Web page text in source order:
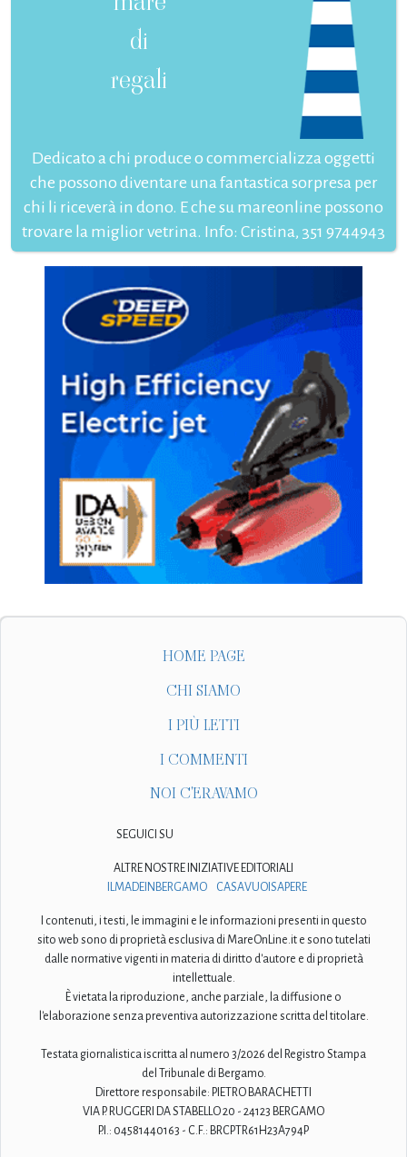
di
regali
Dedicato a chi produce o commercializza oggetti
che possono diventare una fantastica sorpresa per
chi li riceverà in dono. E che su mareonline possono
trovare la miglior vetrina. Info: Cristina, 351 9744943
HOME PAGE
CHI SIAMO
I PIÙ LETTI
I COMMENTI
NOI C'ERAVAMO
SEGUICI SU
ALTRE NOSTRE INIZIATIVE EDITORIALI
ILMADEINBERGAMO
CASAVUOISAPERE
I contenuti, i testi, le immagini e le informazioni presenti in questo
sito web sono di proprietà esclusiva di MareOnLine.it e sono tutelati
dalle normative vigenti in materia di diritto d'autore e di proprietà
intellettuale.
È vietata la riproduzione, anche parziale, la diffusione o
l'elaborazione senza preventiva autorizzazione scritta del titolare.
Testata giornalistica iscritta al numero 3/2026 del Registro Stampa
del Tribunale di Bergamo.
Direttore responsabile: PIETRO BARACHETTI
VIA P. RUGGERI DA STABELLO 20 - 24123 BERGAMO
P.I.: 04581440163 - C.F.: BRCPTR61H23A794P